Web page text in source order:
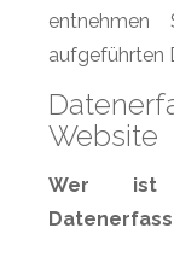
aufgeführten
Website
Wer ist